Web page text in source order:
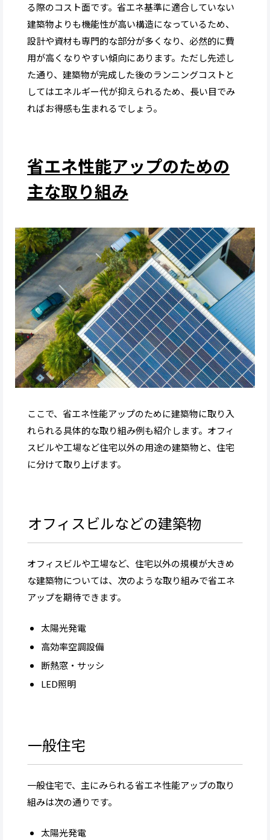
る際のコスト面です。省エネ基準に適合していない
建築物よりも機能性が高い構造になっているため、
設計や資材も専門的な部分が多くなり、必然的に費
用が高くなりやすい傾向にあります。ただし先述し
た通り、建築物が完成した後のランニングコストと
してはエネルギー代が抑えられるため、長い目でみ
ればお得感も生まれるでしょう。
省エネ性能アップのための
主な取り組み
ここで、省エネ性能アップのために建築物に取り入
れられる具体的な取り組み例も紹介します。オフィ
スビルや工場など住宅以外の用途の建築物と、住宅
に分けて取り上げます。
オフィスビルなどの建築物
オフィスビルや工場など、住宅以外の規模が大きめ
な建築物については、次のような取り組みで省エネ
アップを期待できます。
太陽光発電
高効率空調設備
断熱窓・サッシ
LED照明
一般住宅
一般住宅で、主にみられる省エネ性能アップの取り
組みは次の通りです。
太陽光発電